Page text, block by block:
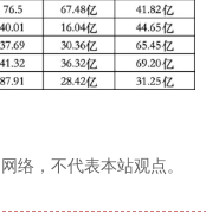
络，不代表本站观点。